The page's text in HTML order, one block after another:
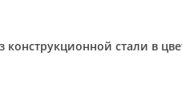
конструкционной стали в